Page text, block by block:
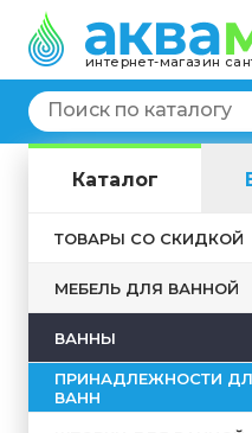
интернет-магазин
Каталог
ТОВАРЫ СО СКИДКОЙ
МЕБЕЛЬ ДЛЯ ВАННОЙ
ВАННЫ
ПРИНАДЛЕЖНОСТИ
ВАНН